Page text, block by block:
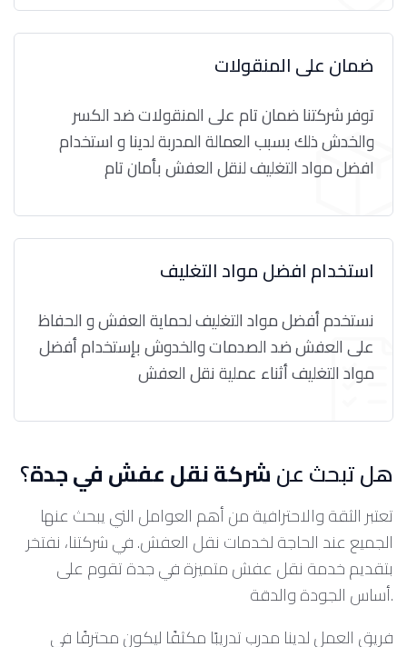
ضمان على المنقولات
توفر شركتنا ضمان تام على المنقولات ضد الكسر
والخدش ذلك بسبب العمالة المدربة لدينا و استخدام
افضل مواد التغليف لنقل العفش بأمان تام
استخدام افضل مواد التغليف
نستخدم أفضل مواد التغليف لحماية العفش و الحفاظ
على العفش ضد الصدمات والخدوش بإستخدام أفضل
مواد التغليف أثناء عملية نقل العفش
هل تبحث عنشركة نقل عفش في جدة؟
تعتبر الثقة والاحترافية من أهم العوامل التي يبحث عنها
الجميع عند الحاجة لخدمات نقل العفش. في شركتنا، نفتخر
بتقديم خدمة نقل عفش متميزة في جدة تقوم على
أساس الجودة والدقة.